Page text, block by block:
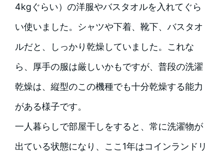
4kgぐらい）の洋服やバスタオルを入れてぐら
い使いました。シャツや下着、靴下、バスタオ
ルだと、しっかり乾燥していました。これな
ら、厚手の服は厳しいかもですが、普段の洗濯
乾燥は、縦型のこの機種でも十分乾燥する能力
がある様子です。
一人暮らしで部屋干しをすると、常に洗濯物が
出ている状態になり、ここ1年はコインランドリ